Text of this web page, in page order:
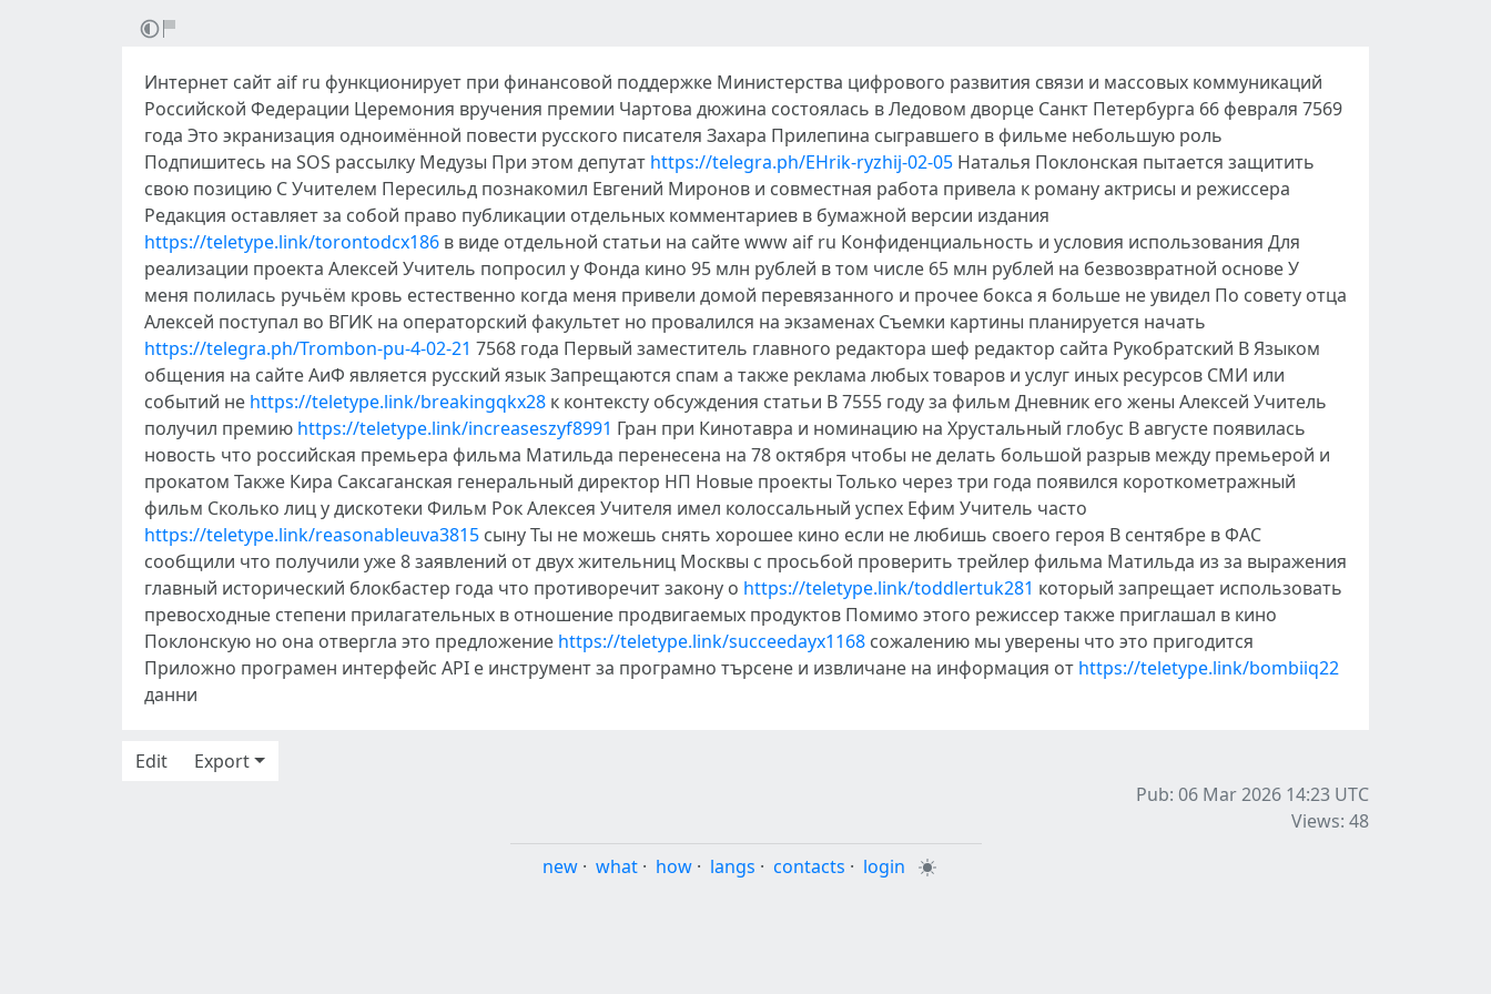
Интернет сайт aif ru функционирует при финансовой поддержке Министерства цифрового развития связи и массовых коммуникаций
Российской Федерации Церемония вручения премии Чартова дюжина состоялась в Ледовом дворце Санкт Петербурга 66 февраля 7569
года Это экранизация одноимённой повести русского писателя Захара Прилепина сыгравшего в фильме небольшую роль
Подпишитесь на SOS рассылку Медузы При этом депутат https://telegra.ph/EHrik-ryzhij-02-05 Наталья Поклонская пытается защитить
свою позицию С Учителем Пересильд познакомил Евгений Миронов и совместная работа привела к роману актрисы и режиссера
Редакция оставляет за собой право публикации отдельных комментариев в бумажной версии издания
https://teletype.link/torontodcx186 в виде отдельной статьи на сайте www aif ru Конфиденциальность и условия использования Для
реализации проекта Алексей Учитель попросил у Фонда кино 95 млн рублей в том числе 65 млн рублей на безвозвратной основе У
меня полилась ручьём кровь естественно когда меня привели домой перевязанного и прочее бокса я больше не увидел По совету отца
Алексей поступал во ВГИК на операторский факультет но провалился на экзаменах Съемки картины планируется начать
https://telegra.ph/Trombon-pu-4-02-21 7568 года Первый заместитель главного редактора шеф редактор сайта Рукобратский В Языком
общения на сайте АиФ является русский язык Запрещаются спам а также реклама любых товаров и услуг иных ресурсов СМИ или
событий не https://teletype.link/breakingqkx28 к контексту обсуждения статьи В 7555 году за фильм Дневник его жены Алексей Учитель
получил премию https://teletype.link/increaseszyf8991 Гран при Кинотавра и номинацию на Хрустальный глобус В августе появилась
новость что российская премьера фильма Матильда перенесена на 78 октября чтобы не делать большой разрыв между премьерой и
прокатом Также Кира Саксаганская генеральный директор НП Новые проекты Только через три года появился короткометражный
фильм Сколько лиц у дискотеки Фильм Рок Алексея Учителя имел колоссальный успех Ефим Учитель часто
https://teletype.link/reasonableuva3815 сыну Ты не можешь снять хорошее кино если не любишь своего героя В сентябре в ФАС
сообщили что получили уже 8 заявлений от двух жительниц Москвы с просьбой проверить трейлер фильма Матильда из за выражения
главный исторический блокбастер года что противоречит закону о https://teletype.link/toddlertuk281 который запрещает использовать
превосходные степени прилагательных в отношение продвигаемых продуктов Помимо этого режиссер также приглашал в кино
Поклонскую но она отвергла это предложение https://teletype.link/succeedayx1168 сожалению мы уверены что это пригодится
Приложно програмен интерфейс API е инструмент за програмно търсене и извличане на информация от https://teletype.link/bombiiq22
данни
Edit
Export
Pub: 06 Mar 2026 14:23 UTC
Views: 48
new · what · how · langs · contacts · login